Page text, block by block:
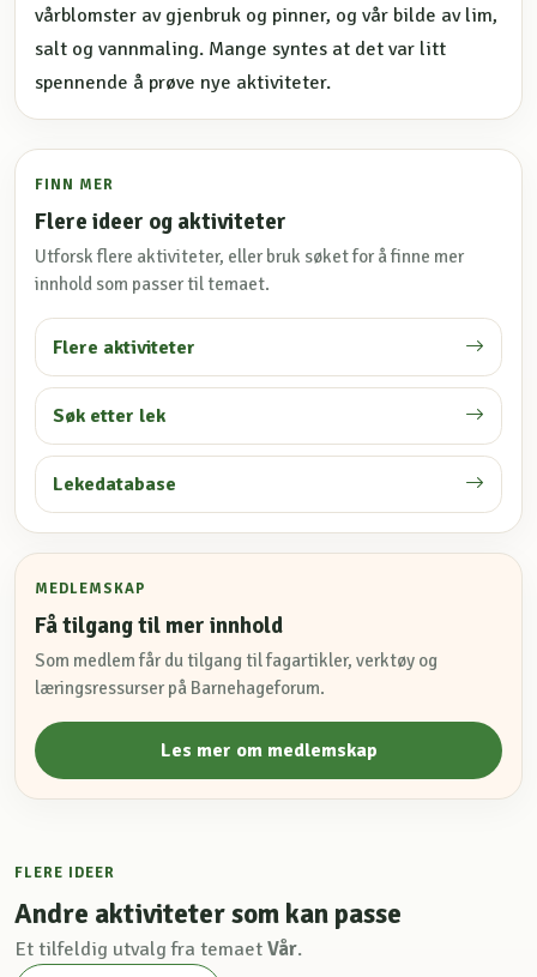
vårblomster av gjenbruk og pinner, og vår bilde av lim,
salt og vannmaling. Mange syntes at det var litt
spennende å prøve nye aktiviteter.
FINN MER
Flere ideer og aktiviteter
Utforsk flere aktiviteter, eller bruk søket for å finne mer
innhold som passer til temaet.
Flere aktiviteter
Søk etter lek
Lekedatabase
MEDLEMSKAP
Få tilgang til mer innhold
Som medlem får du tilgang til fagartikler, verktøy og
læringsressurser på Barnehageforum.
Les mer om medlemskap
FLERE IDEER
Andre aktiviteter som kan passe
Et tilfeldig utvalg fra temaet Vår.